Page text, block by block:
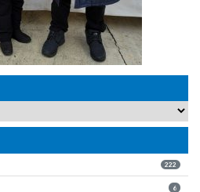
222
6